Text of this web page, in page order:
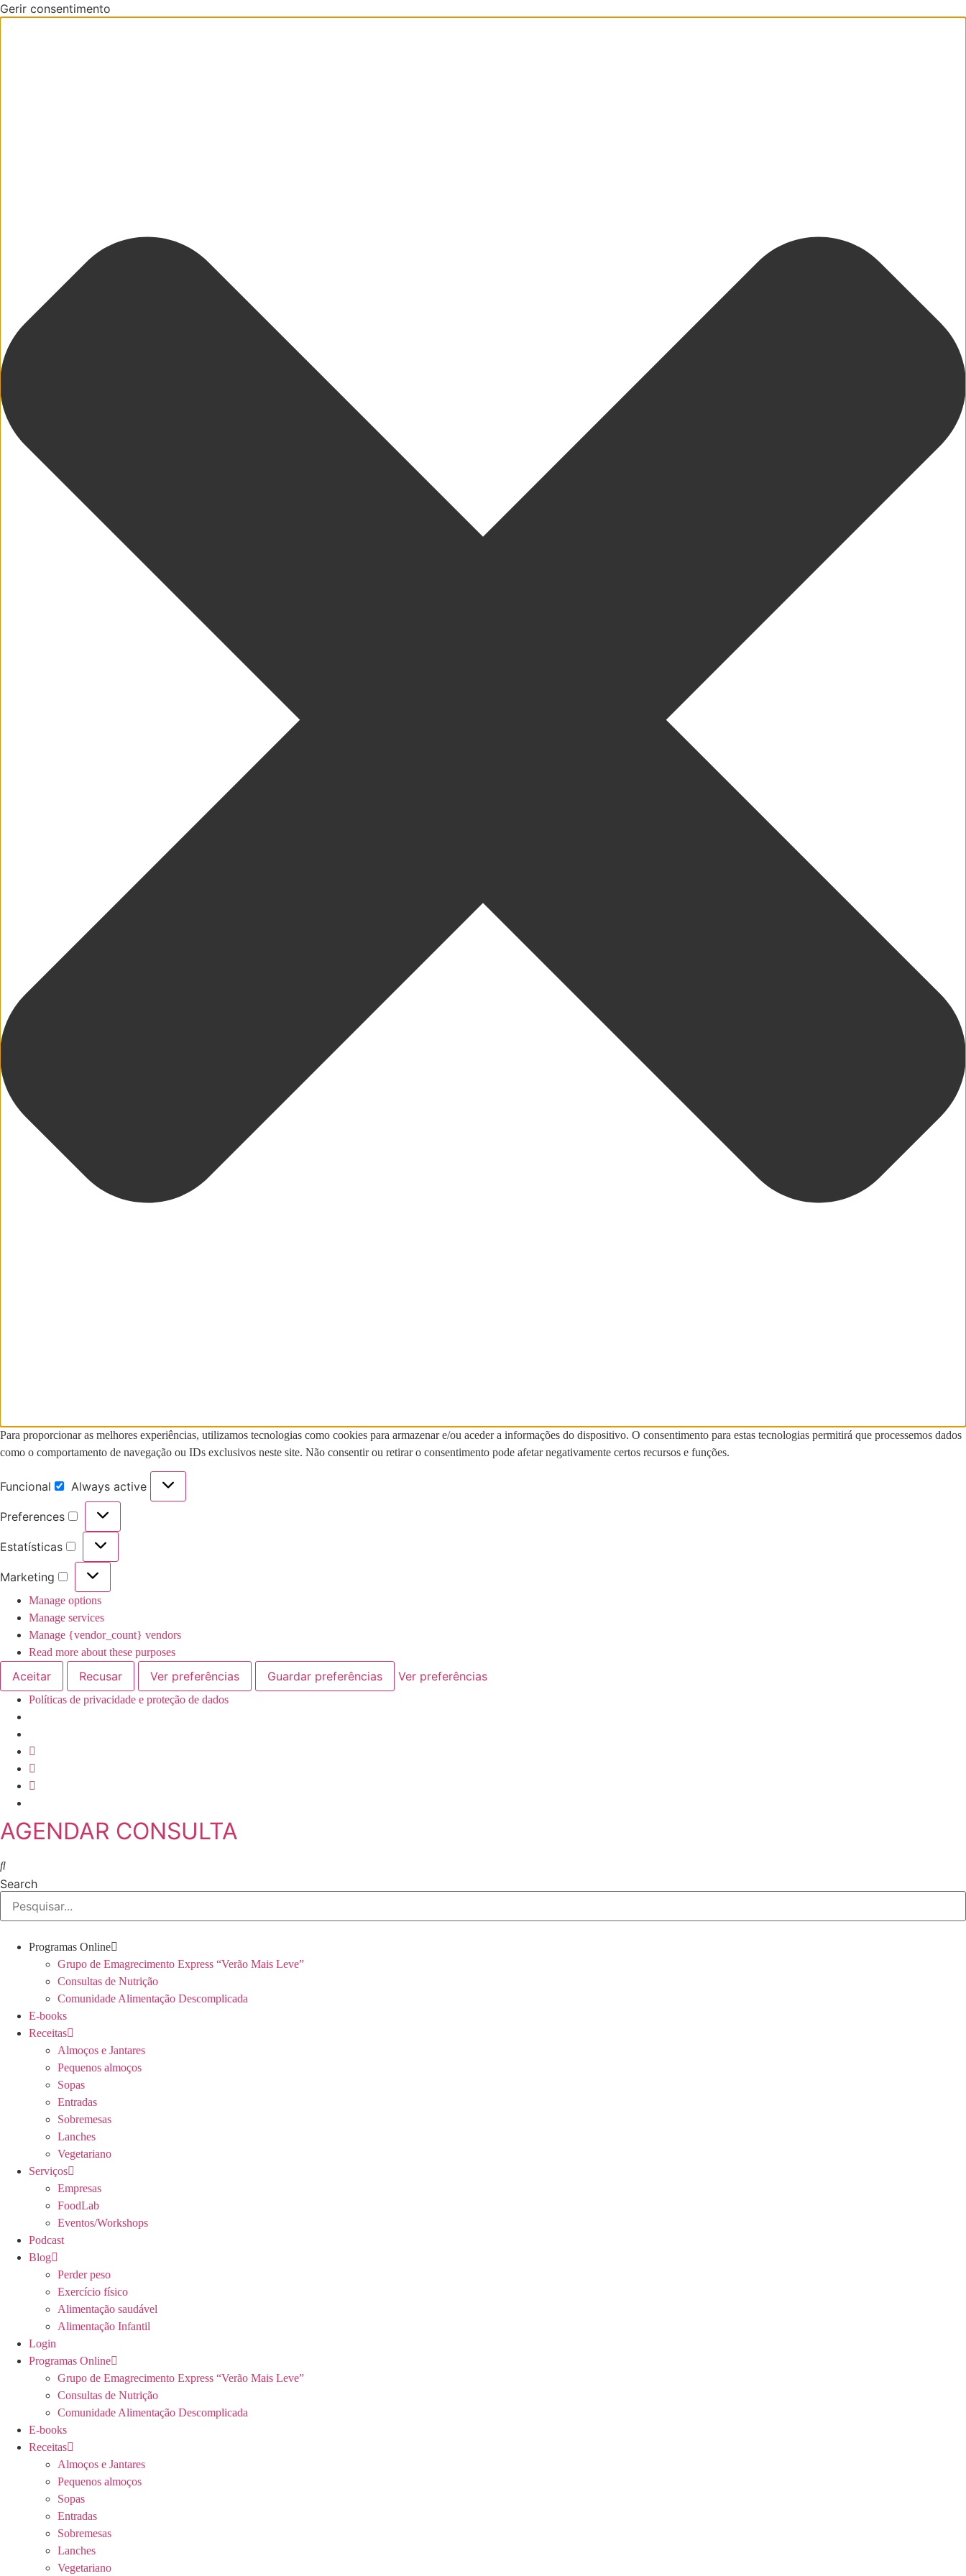
Gerir consentimento
Para proporcionar as melhores experiências, utilizamos tecnologias como cookies para armazenar e/ou aceder a informações do dispositivo. O consentimento para estas tecnologias permitirá que processemos dados
como o comportamento de navegação ou IDs exclusivos neste site. Não consentir ou retirar o consentimento pode afetar negativamente certos recursos e funções.
Funcional Funcional
Always active
Preferences
Preferences
Estatísticas
Estatísticas
Marketing
Marketing
Manage options
Manage services
Manage {vendor_count} vendors
Read more about these purposes
Aceitar Recusar Ver preferências Guardar preferências Ver preferências
Políticas de privacidade e proteção de dados
Skip
content
AGENDAR CONSULTA
Search
Programas Online
Grupo de Emagrecimento Express “Verão Mais Leve”
Consultas de Nutrição
Comunidade Alimentação Descomplicada
E-books
Receitas
Almoços e Jantares
Pequenos almoços
Sopas
Entradas
Sobremesas
Lanches
Vegetariano
Serviços
Empresas
FoodLab
Eventos/Workshops
Podcast
Blog
Perder peso
Exercício físico
Alimentação saudável
Alimentação Infantil
Login
Programas Online
Grupo de Emagrecimento Express “Verão Mais Leve”
Consultas de Nutrição
Comunidade Alimentação Descomplicada
E-books
Receitas
Almoços e Jantares
Pequenos almoços
Sopas
Entradas
Sobremesas
Lanches
Vegetariano